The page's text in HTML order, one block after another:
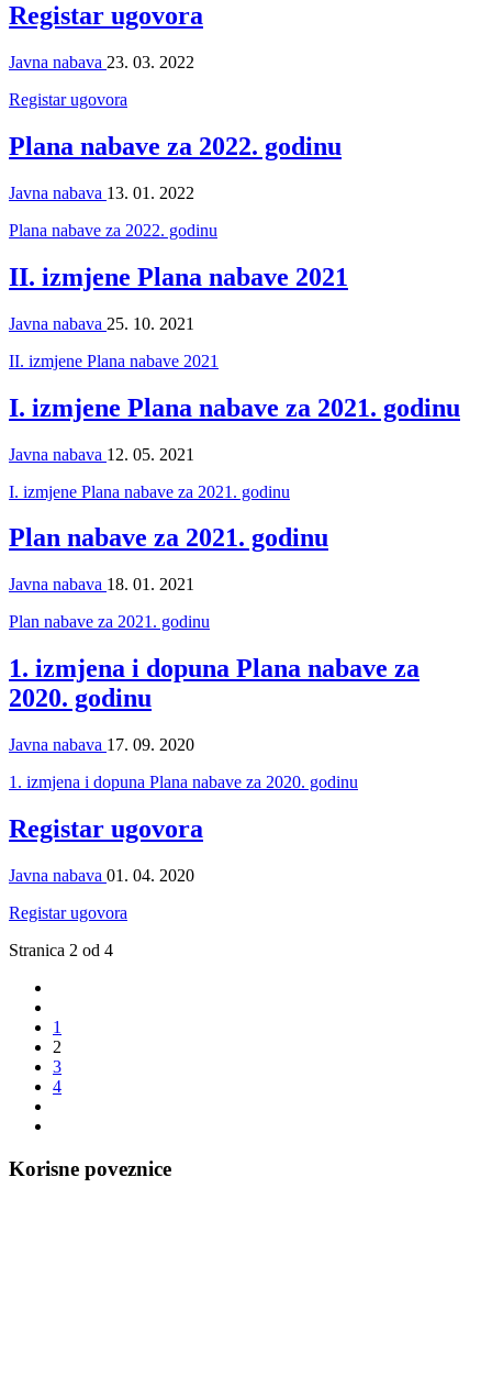
Registar ugovora
Javna nabava 23. 03. 2022
Registar ugovora
Plana nabave za 2022. godinu
Javna nabava 13. 01. 2022
Plana nabave za 2022. godinu
II. izmjene Plana nabave 2021
Javna nabava 25. 10. 2021
II. izmjene Plana nabave 2021
I. izmjene Plana nabave za 2021. godinu
Javna nabava 12. 05. 2021
I. izmjene Plana nabave za 2021. godinu
Plan nabave za 2021. godinu
Javna nabava 18. 01. 2021
Plan nabave za 2021. godinu
1. izmjena i dopuna Plana nabave za
2020. godinu
Javna nabava 17. 09. 2020
1. izmjena i dopuna Plana nabave za 2020. godinu
Registar ugovora
Javna nabava 01. 04. 2020
Registar ugovora
Stranica 2 od 4
1
2
3
4
Korisne poveznice